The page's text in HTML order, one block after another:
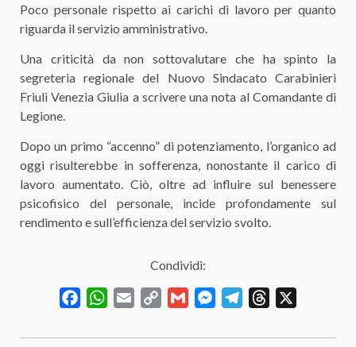
Poco personale rispetto ai carichi di lavoro per quanto
riguarda il servizio amministrativo.
Una criticità da non sottovalutare che ha spinto la
segreteria regionale del Nuovo Sindacato Carabinieri
Friuli Venezia Giulia a scrivere una nota al Comandante di
Legione.
Dopo un primo “accenno” di potenziamento, l’organico ad
oggi risulterebbe in sofferenza, nonostante il carico di
lavoro aumentato. Ciò, oltre ad influire sul benessere
psicofisico del personale, incide profondamente sul
rendimento e sull’efficienza del servizio svolto.
Condividi:
FacebookWhatsApp
Email
Copy
Gmail MessengerTelegramThreads